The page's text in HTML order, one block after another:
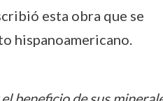
esta obra que se
hispanoamericano.